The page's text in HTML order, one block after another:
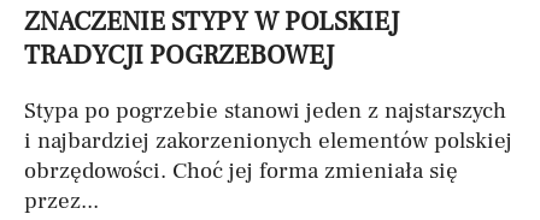
ZNACZENIE STYPY W POLSKIEJ
TRADYCJI POGRZEBOWEJ
Stypa po pogrzebie stanowi jeden z najstarszych
i najbardziej zakorzenionych elementów polskiej
obrzędowości. Choć jej forma zmieniała się
przez...